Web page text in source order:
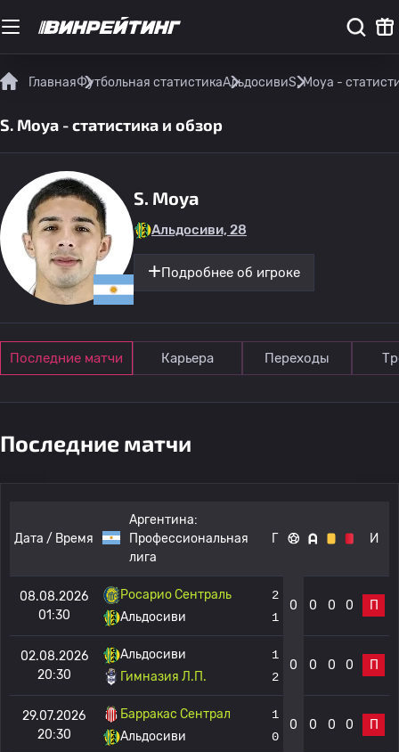
ГлавнаяФутбольная статистикаАльдосивиS. Moya -
S. Moya - статистика и обзор
S. Moya
Альдосиви, 28
Подробнее об игроке
Последние матчи Карьера Переходы
Последние матчи
Дата / Время
Аргентина:
Профессиональная
лига
Г И
08.08.2026
01:30
Росарио Сентраль
Альдосиви
2
1
0 0 0 0 П
02.08.2026
20:30
Альдосиви
Гимназия Л.П.
1
2
0 0 0 0 П
29.07.2026
20:30
Барракас Сентрал
Альдосиви
1
0
0 0 0 0 П